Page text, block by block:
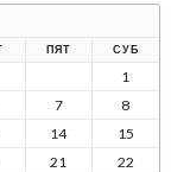
ПЯТ СУБ
1
7
8
14
15
21
22